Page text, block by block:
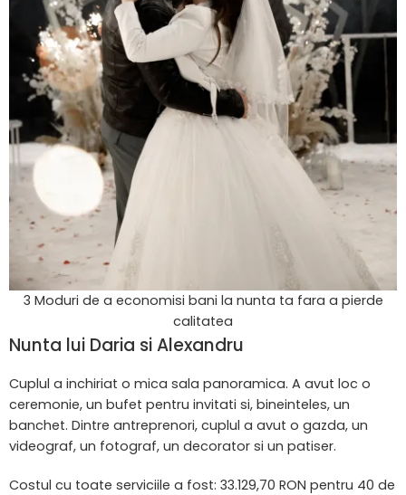
3 Moduri de a economisi bani la nunta ta fara a pierde
calitatea
Nunta lui Daria si Alexandru
Cuplul a inchiriat o mica sala panoramica. A avut loc o
ceremonie, un bufet pentru invitati si, bineinteles, un
banchet. Dintre antreprenori, cuplul a avut o gazda, un
videograf, un fotograf, un decorator si un patiser.
Costul cu toate serviciile a fost: 33.129,70 RON pentru 40 de